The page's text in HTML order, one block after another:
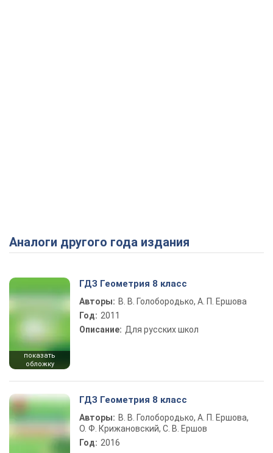
Аналоги другого года издания
показать
обложку
ГДЗ Геометрия 8 класс
Авторы: В. В. Голобородько, А. П. Ершова
Год: 2011
Описание: Для русских школ
ГДЗ Геометрия 8 класс
Авторы: В. В. Голобородько, А. П. Ершова,
О. Ф. Крижановский, С. В. Ершов
Год: 2016